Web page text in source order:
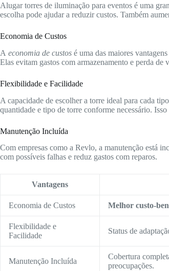
Alugar torres de iluminação para eventos é uma
escolha pode ajudar a reduzir custos. Também
Economia de Custos
A economia de custos é uma das maiores
Elas evitam gastos com armazenamento e perda de
Flexibilidade e Facilidade
A capacidade de escolher a torre ideal para cada
quantidade e tipo de torre conforme necessário.
Manutenção Incluída
Com empresas como a Revlo, a manutenção está
com possíveis falhas e reduz gastos com reparos.
Vantagens
Economia de Custos Melhor custo-
Flexibilidade e
Facilidade
Status de
Manutenção Incluída
Cobertura
preocupações.